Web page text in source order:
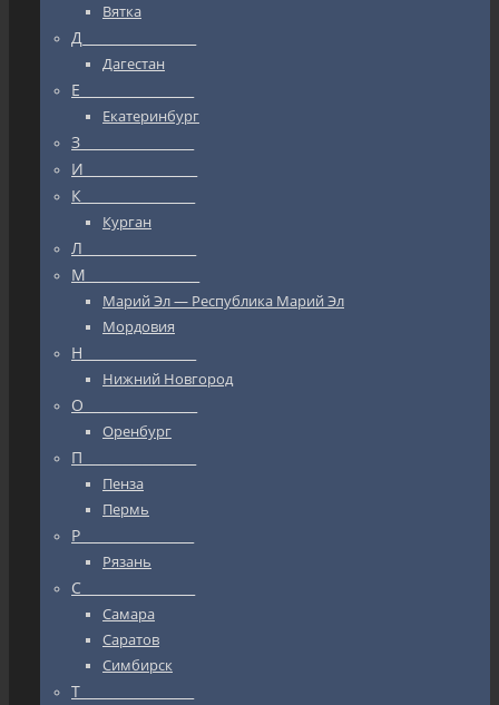
Вятка
Д_________________
Дагестан
Е_________________
Екатеринбург
З_________________
И_________________
К_________________
Курган
Л_________________
М_________________
Марий Эл — Республика Марий Эл
Мордовия
Н_________________
Нижний Новгород
О_________________
Оренбург
П_________________
Пенза
Пермь
Р_________________
Рязань
С_________________
Самара
Саратов
Симбирск
Т_________________